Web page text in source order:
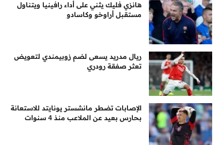
هانزي فليك يثني على أداء رافينيا ويتناول
مستقبل أراوخو وكاسادو
ريال مدريد يسعى لضم زوبيمندي لتعويض
تعثر صفقة رودري
الإصابات تضطر مانشستر يونايتد للاستعانة
بحارس بعيد عن الملاعب منذ 4 سنوات